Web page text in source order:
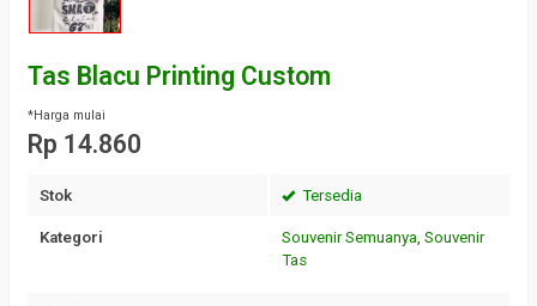
Tas Blacu Printing Custom
*Harga mulai
Rp 14.860
Stok Tersedia
Kategori Souvenir Semuanya, Souvenir
Tas